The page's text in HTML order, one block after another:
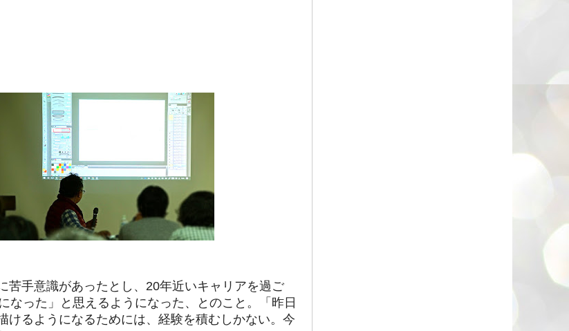
苦手意識があったとし、20年近いキャリアを過ご
なった」と思えるようになった、とのこと。「昨日
るようになるためには、経験を積むしかない。今